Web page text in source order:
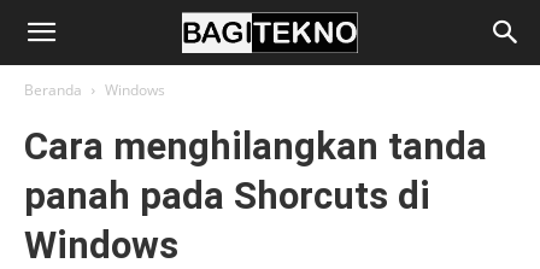
BagiTekno
Beranda Windows
Cara menghilangkan tanda
panah pada Shorcuts di
Windows